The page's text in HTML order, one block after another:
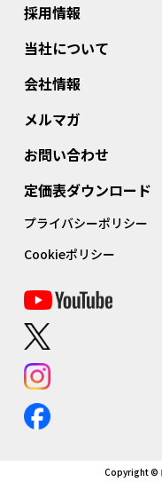
採用情報
当社について
会社情報
メルマガ
お問い合わせ
定価表ダウンロード
プライバシーポリシー
Cookieポリシー
Copyright ©